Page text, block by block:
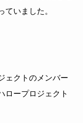
ていました。
ェクトのメンバー
ロープロジェクト